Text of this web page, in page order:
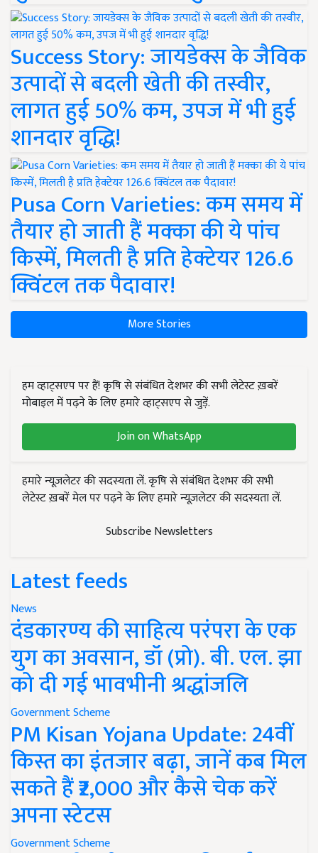
Success Story: जायडेक्स के जैविक
उत्पादों से बदली खेती की तस्वीर,
लागत हुई 50% कम, उपज में भी हुई
शानदार वृद्धि!
Pusa Corn Varieties: कम समय में
तैयार हो जाती हैं मक्का की ये पांच
किस्में, मिलती है प्रति हेक्टेयर 126.6
क्विंटल तक पैदावार!
More Stories
हम व्हाट्सएप पर हैं! कृषि से संबंधित देशभर की सभी लेटेस्ट ख़बरें
मोबाइल में पढ़ने के लिए हमारे व्हाट्सएप से जुड़ें.
Join on WhatsApp
हमारे न्यूज़लेटर की सदस्यता लें. कृषि से संबंधित देशभर की सभी
लेटेस्ट ख़बरें मेल पर पढ़ने के लिए हमारे न्यूज़लेटर की सदस्यता लें.
Subscribe Newsletters
Latest feeds
News
दंडकारण्य की साहित्य परंपरा के एक
युग का अवसान, डॉ (प्रो). बी. एल. झा
को दी गई भावभीनी श्रद्धांजलि
Government Scheme
PM Kisan Yojana Update: 24वीं
किस्त का इंतजार बढ़ा, जानें कब मिल
सकते हैं ₹2,000 और कैसे चेक करें
अपना स्टेटस
Government Scheme